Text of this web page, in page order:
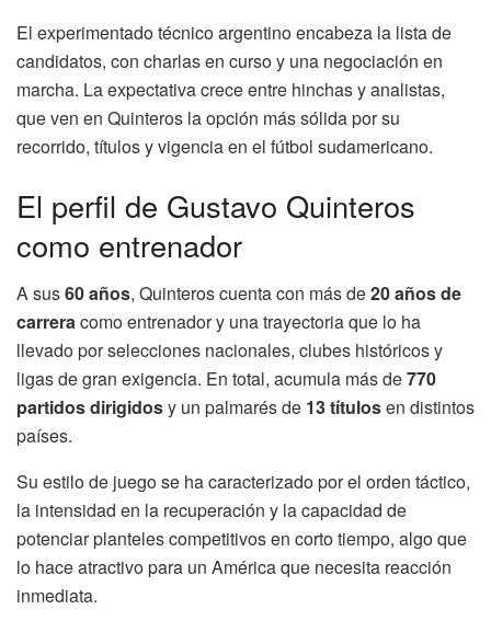
El experimentado técnico argentino encabeza la lista de
candidatos, con charlas en curso y una negociación en
marcha. La expectativa crece entre hinchas y analistas,
que ven en Quinteros la opción más sólida por su
recorrido, títulos y vigencia en el fútbol sudamericano.
El perfil de Gustavo Quinteros
como entrenador
A sus60 años, Quinteros cuenta con más de20 años de
carreracomo entrenador y una trayectoria que lo ha
llevado por selecciones nacionales, clubes históricos y
ligas de gran exigencia. En total, acumula más de770
partidos dirigidosy un palmarés de 13 títulosen distintos
países.
Su estilo de juego se ha caracterizado por el orden táctico,
la intensidad en la recuperación y la capacidad de
potenciar planteles competitivos en corto tiempo, algo que
lo hace atractivo para un América que necesita reacción
inmediata.